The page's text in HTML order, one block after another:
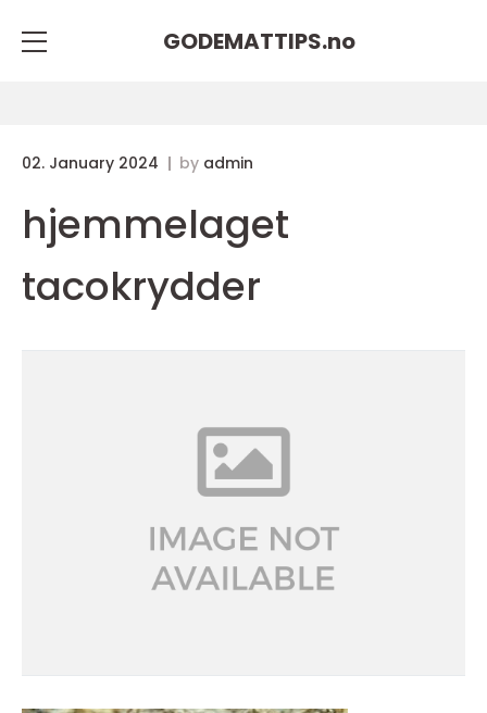
GODEMATTIPS.no
02. January 2024 by admin
hjemmelaget
tacokrydder